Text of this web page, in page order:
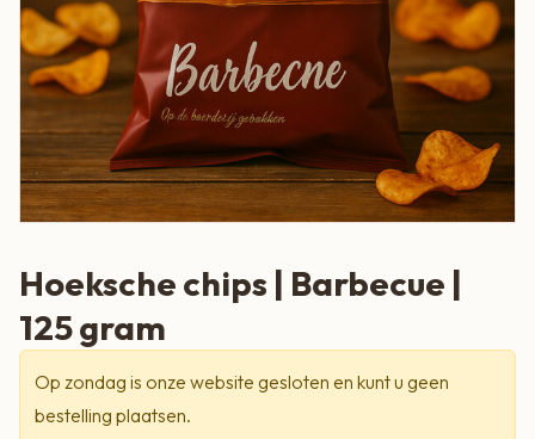
Hoeksche chips | Barbecue |
125 gram
Op zondag is onze website gesloten en kunt u geen
bestelling plaatsen.